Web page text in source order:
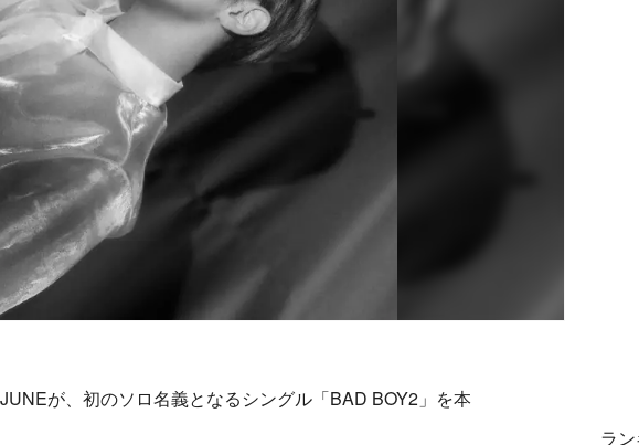
が、初のソロ名義となるシングル「BAD BOY2」を本
ラ